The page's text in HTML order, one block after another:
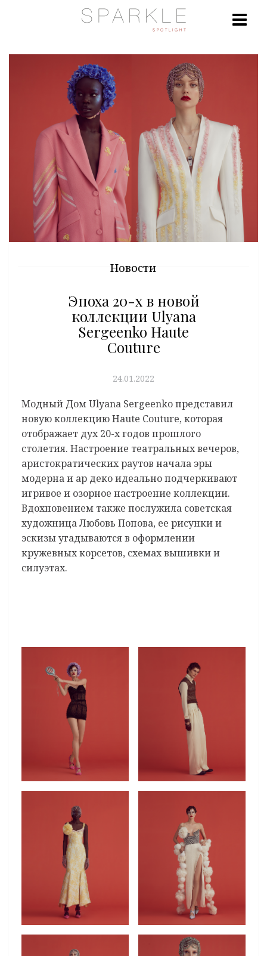
Новости
Эпоха 20-х в новой
коллекции Ulyana
Sergeenko Haute
Couture
24.01.2022
Модный Дом Ulyana Sergeenko представил
новую коллекцию Haute Couture, которая
отображает дух 20-х годов прошлого
столетия. Настроение театральных вечеров,
аристократических раутов начала эры
модерна и ар деко идеально подчеркивают
игривое и озорное настроение коллекции.
Вдохновением также послужила советская
художница Любовь Попова, ее рисунки и
эскизы угадываются в оформлении
кружевных корсетов, схемах вышивки и
силуэтах.